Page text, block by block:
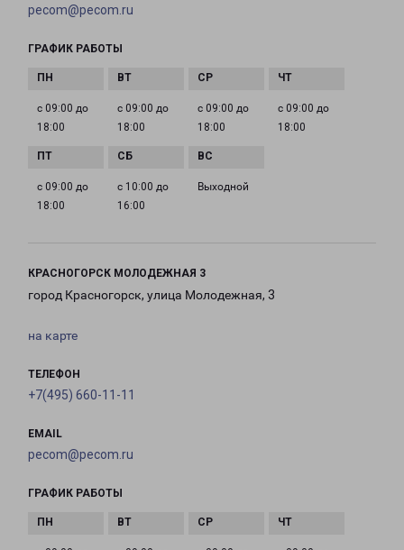
pecom@pecom.ru
ГРАФИК РАБОТЫ
с 09:00 до
18:00
с 09:00 до
18:00
с 09:00 до
18:00
с 09:00 до
18:00
с 09:00 до
18:00
с 10:00 до
16:00
Выходной
КРАСНОГОРСК МОЛОДЕЖНАЯ 3
город Красногорск, улица Молодежная, 3
на карте
ТЕЛЕФОН
+7(495) 660-11-11
EMAIL
pecom@pecom.ru
ГРАФИК РАБОТЫ